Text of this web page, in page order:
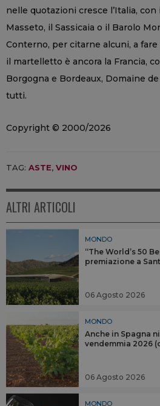
nelle quotazioni cresce l’Italia,
Masseto, il Sassicaia o il Barolo
Conterno, per citarne alcuni, a
il martelletto è ancora la Francia,
Borgogna e Bordeaux, Domaine
tutti.
Copyright © 2000/2026
TAG: ASTE, VINO
ALTRI ARTICOLI
MONDO
“The World’s 50
premiazione a
06 Agosto 2026
MONDO
Anche in Spagna
vendemmia 2026
06 Agosto 2026
MONDO